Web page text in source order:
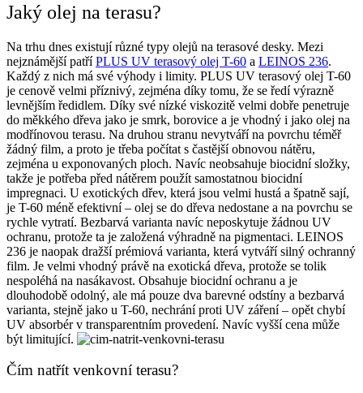
Jaký olej na terasu?
Na trhu dnes existují různé typy olejů na terasové desky. Mezi
nejznámější patříPLUS UV terasový olej T-60 a LEINOS 236.
Každý z nich má své výhody i limity. PLUS UV terasový olej T-60
je cenově velmi příznivý, zejména díky tomu, že se ředí výrazně
levnějším ředidlem. Díky své nízké viskozitě velmi dobře penetruje
do měkkého dřeva jako je smrk, borovice a je vhodný i jako olej na
modřínovou terasu. Na druhou stranu nevytváří na povrchu téměř
žádný film, a proto je třeba počítat s častější obnovou nátěru,
zejména u exponovaných ploch. Navíc neobsahuje biocidní složky,
takže je potřeba před nátěrem použít samostatnou biocidní
impregnaci. U exotických dřev, která jsou velmi hustá a špatně sají,
je T-60 méně efektivní – olej se do dřeva nedostane a na povrchu se
rychle vytratí. Bezbarvá varianta navíc neposkytuje žádnou UV
ochranu, protože ta je založená výhradně na pigmentaci. LEINOS
236 je naopak dražší prémiová varianta, která vytváří silný ochranný
film. Je velmi vhodný právě na exotická dřeva, protože se tolik
nespoléhá na nasákavost. Obsahuje biocidní ochranu a je
dlouhodobě odolný, ale má pouze dva barevné odstíny a bezbarvá
varianta, stejně jako u T-60, nechrání proti UV záření – opět chybí
UV absorbér v transparentním provedení. Navíc vyšší cena může
být limitující.
Čím natřít venkovní terasu?